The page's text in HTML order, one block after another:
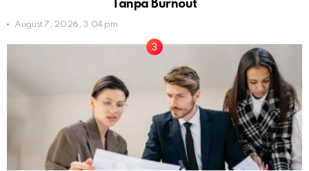
Tanpa Burnout
August 7, 2026, 3:04 pm